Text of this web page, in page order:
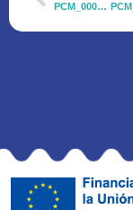
PCM_00015 Trabajo fin de Grado (TFG) 3